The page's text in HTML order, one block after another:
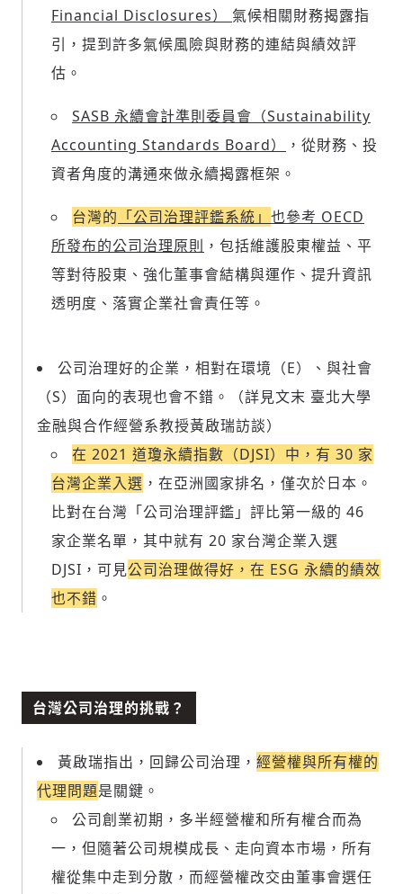
Financial Disclosures） 氣候相關財務揭露指
引，提到許多氣候風險與財務的連結與績效評
估。
SASB 永續會計準則委員會（Sustainability
Accounting Standards Board）
，從財務、投
資者角度的溝通來做永續揭露框架。
台灣的 「公司治理評鑑系統」 也參考 OECD
所發布的公司治理原則 ，包括維護股東權益、平
等對待股東、強化董事會結構與運作、提升資訊
透明度、落實企業社會責任等。
公司治理好的企業，相對在環境（E）、與社會
（S）面向的表現也會不錯。（詳見文末 臺北大學
金融與合作經營系教授黃啟瑞訪談）
在 2021 道瓊永續指數（DJSI）中，有 30 家
台灣企業入選 ，在亞洲國家排名，僅次於日本。
比對在台灣「公司治理評鑑」評比第一級的 46
家企業名單，其中就有 20 家台灣企業入選
DJSI，可見公司治理做得好，在 ESG 永續的績效
也不錯 。
台灣公司治理的挑戰？
黃啟瑞指出，回歸公司治理， 經營權與所有權的
代理問題是關鍵。
公司創業初期，多半經營權和所有權合而為
一，但隨著公司規模成長、走向資本市場，所有
權從集中走到分散，而經營權改交由董事會選任